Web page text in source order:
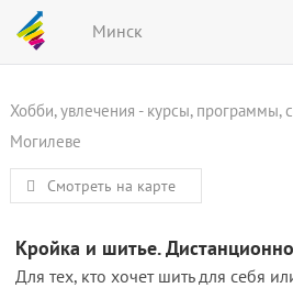
Минск
Хобби, увлечения - курсы, программы,
Могилеве
Смотреть на карте
Кройка и шитье.
Для тех, кто хочет шить для себя